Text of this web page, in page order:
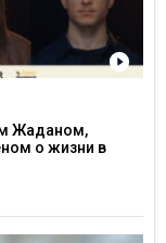
Жаданом,
о жизни в